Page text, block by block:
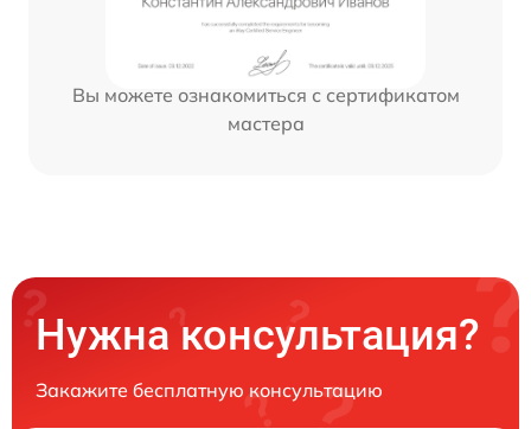
Вы можете ознакомиться с сертификатом
мастера
Нужна консультация?
Закажите бесплатную консультацию